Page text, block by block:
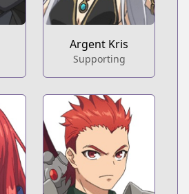
Argent Kris
Supporting